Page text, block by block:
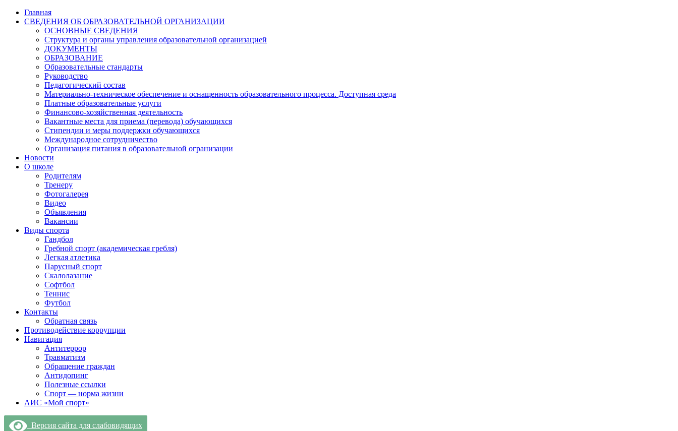
Главная
СВЕДЕНИЯ ОБ ОБРАЗОВАТЕЛЬНОЙ ОРГАНИЗАЦИИ
ОСНОВНЫЕ СВЕДЕНИЯ
Структура и органы управления образовательной организацией
ДОКУМЕНТЫ
ОБРАЗОВАНИЕ
Образовательные стандарты
Руководство
Педагогический состав
Материально-техническое обеспечение и оснащенность образовательного процесса. Доступная среда
Платные образовательные услуги
Финансово-хозяйственная деятельность
Вакантные места для приема (перевода) обучающихся
Стипендии и меры поддержки обучающихся
Международное сотрудничество
Организация питания в образовательной огранизации
Новости
О школе
Родителям
Тренеру
Фотогалерея
Видео
Объявления
Вакансии
Виды спорта
Гандбол
Гребной спорт (академическая гребля)
Легкая атлетика
Парусный спорт
Скалолазание
Софтбол
Теннис
Футбол
Контакты
Обратная связь
Противодействие коррупции
Навигация
Антитеррор
Травматизм
Обращение граждан
Антидопинг
Полезные ссылки
Спорт — норма жизни
АИС «Мой спорт»
Версия сайта для слабовидящих